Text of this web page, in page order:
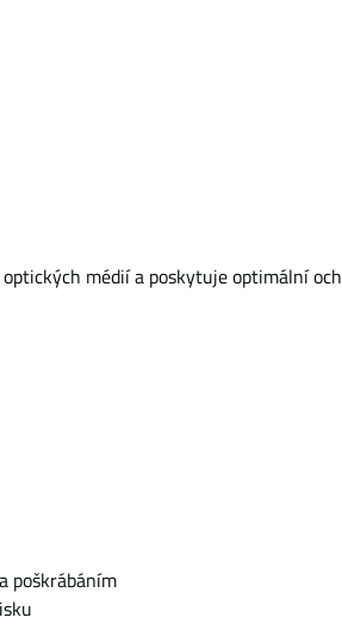
médií a poskytuje optimální
poškrábáním